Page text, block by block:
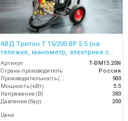
АВД Тритон Т 15/200 BР 5.5 (на
тележке, манометр, электрика с
теплозащитой)
Артикул
Т-BM15.20N
Страна-производитель
Россия
Производительность (л/ч)
900
Мощность (кВт)
5.5
Напряжение (В)
380
Давление (бар)
200
Цена